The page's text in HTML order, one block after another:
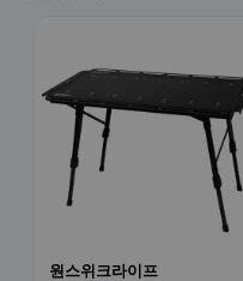
원스위크라이프